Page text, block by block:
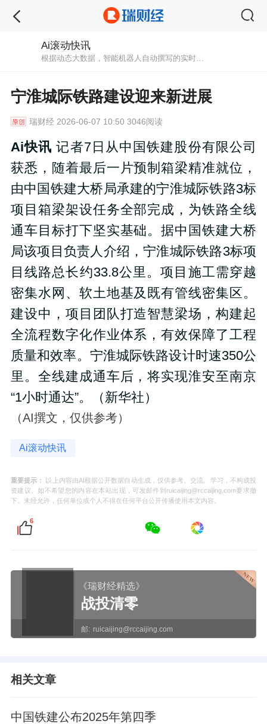
Ai滚动快讯
根据动态大数据，智能机器人自动撰写的实时快讯播报。秒级初稿，紧跟最新消息。
宁淮城际铁路建设迎来新进展
瑞财经2026-06-07 10:50 3046阅读
Ai快讯 记者7日从中国铁建股份有限公司
获悉，随着最后一片预制箱梁精准就位，
由中国铁建大桥局承建的宁淮城际铁路3标
项目箱梁架设任务全部完成，为铁路全线
通车目标打下坚实基础。据中国铁建大桥
局该项目负责人介绍，宁淮城际铁路3标项
目线路总长约33.8公里。项目施工需穿越
密集水网、软土地基及既有管线密集区。
建设中，项目团队打造智慧梁场，构建起
全流程数字化作业体系，有效保障了工程
质量和效率。宁淮城际铁路设计时速350公
里。全线建成通车后，将实现淮安至南京
“1小时通达”。（新华社）
（AI撰文，仅供参考）
Ai滚动快讯
重要提示：
以上内容由AI根据公开数据自动生成，仅供参考、交流、学习，不构成投
资建议。如不希望您的内容在本站出现，可发邮件到ruicaijing@rccaijing.com要求撤
下。未经允许，任何单位或个人不得在任何平台公开传播使用本文内容。
6
《瑞财经精选》
战投清零
邮: ruicaijing@rccaijing.com
相关文章
中国铁建公布2025年第四季